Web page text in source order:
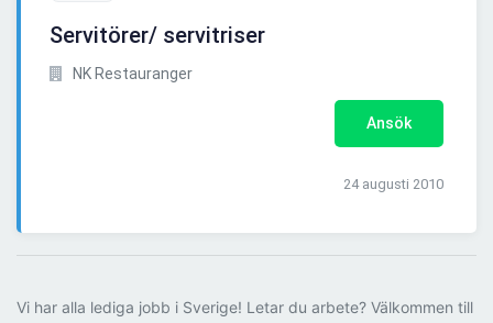
Servitörer/ servitriser
NK Restauranger
Ansök
24 augusti 2010
Vi har alla lediga jobb i Sverige! Letar du arbete? Välkommen till